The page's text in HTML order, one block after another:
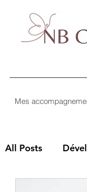
Mes
All Posts